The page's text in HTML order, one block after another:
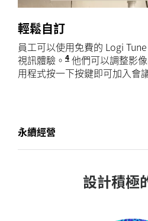
輕鬆自訂
員工可以使用免費的 Logi
視訊體驗。 4 Logi Tune 不適
他們可以調整影
用程式按一下按鍵即可加入會
永續經營
設計積極